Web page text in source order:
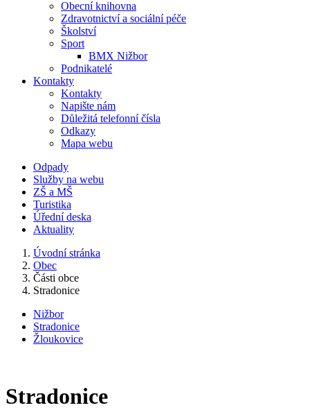
Obecní knihovna
Zdravotnictví a sociální péče
Školství
Sport
BMX Nižbor
Podnikatelé
Kontakty
Kontakty
Napište nám
Důležitá telefonní čísla
Odkazy
Mapa webu
Odpady
Služby na webu
ZŠ a MŠ
Turistika
Úřední deska
Aktuality
Úvodní stránka
Obec
Části obce
Stradonice
Nižbor
Stradonice
Žloukovice
Stradonice